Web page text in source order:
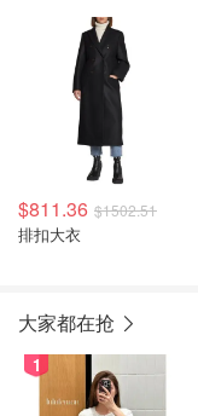
$811.36 $1502.51
排扣大衣
大家都在抢
1